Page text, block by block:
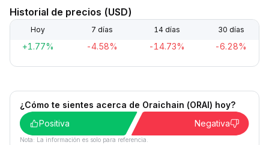
Historial de precios (USD)
Hoy 7 días 14 días 30 días
+1.77% -4.58% -14.73% -6.28%
¿Cómo te sientes acerca de Oraichain (ORAI) hoy?
Positiva
Negativa
Nota: La información es solo para referencia.